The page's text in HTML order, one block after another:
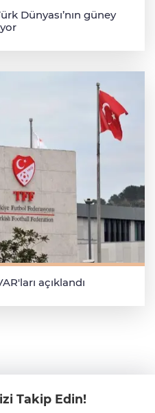
Dünyası’nın güney
açıklandı
Takip Edin!